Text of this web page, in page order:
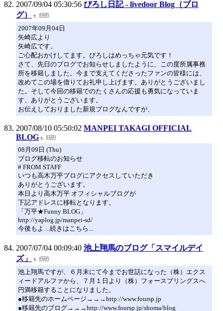
2007/09/04 05:30:56 ぴろし日記 - livedoor Blog（ブロ
グ）
2007年09月04日
矢崎広より
矢崎広です。
ご心配おかけしてます。ぴろしはめっちゃ元気です！
さて、先日のブログでお知らせしましたように、この度所属事務
所を移籍しました。今まで支えてくださったファンの皆様には、
改めてこの場を借りてお礼申し上げます。ありがとうございまし
た。そして今回の移籍でのたくさんの応援も勇気になっていま
す、ありがとうございます。
お伝えしておりました新規ブログなんですが、
2007/08/10 05:50:02 MANPEI TAKAGI OFFICIAL
BLOG
08月09日 (Thu)
ブログ移転のお知らせ
# FROM STAFF
いつも高木万平ブログにアクセスしていただき
ありがとうございます。
本日より高木万平 オフィシャルブログが
下記アドレスに移転となります。
「万平★Funny BLOG」
http://yaplog.jp/manpei-sd/
今後もよ ...続きはこちら...
2007/07/04 00:09:40 池上翔馬のブログ「スマイルデイ
ズ」
池上翔馬ですが、６月末にて今までお世話になった（株）エクス
ィードアルファから、７月１日より（株）フォースプリングスへ
円満移籍することになりました。
●移籍先のホームページ→→→http://www.foursp.jp
●移籍先のブログ→→→http://www.foursp.jp/shoma/blog